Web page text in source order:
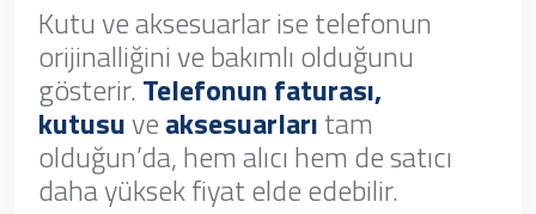
Kutu ve aksesuarlar ise telefonun
orijinalliğini ve bakımlı olduğunu
gösterir. Telefonun faturası,
kutusuveaksesuarlarıtam
olduğun’da, hem alıcı hem de satıcı
daha yüksek fiyat elde edebilir.